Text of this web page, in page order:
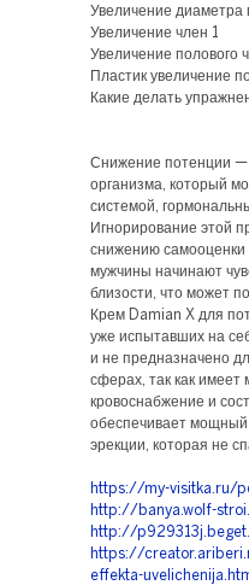
Увеличение диаметра
Увеличение член 1
Увеличение полового
Пластик увеличение
Какие делать
Снижение потенции —
организма, который
системой,
Игнорирование этой
снижению
мужчины начинают
близости, что может
Крем Damian X для
уже испытавших на
и не предназначено
сферах, так как
кровоснабжение и
обеспечивает мощный
эрекции, которая не
https://my-visitka.ru/
http://banya.wolf-
http://
https://
effekta-